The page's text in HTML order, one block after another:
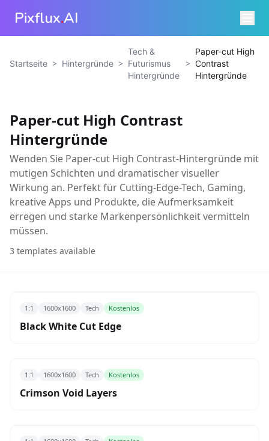
Pixflux.AI
Startseite > Hintergründe >
Tech &
Futurismus
Hintergründe
>
Paper-cut High
Contrast
Hintergründe
Paper-cut High Contrast
Hintergründe
Wenden Sie Paper-cut High Contrast-Hintergründe mit
mutigen Schichten und dramatischer visueller
Wirkung an. Perfekt für Cutting-Edge-Tech, Gaming,
kreative Apps und Produkte, die Aufmerksamkeit
erregen und starke Markenpersönlichkeit vermitteln
müssen.
3 templates available
1:1 1600x1600 Tech Kostenlos
Black White Cut Edge
1:1 1600x1600 Tech Kostenlos
Crimson Void Layers